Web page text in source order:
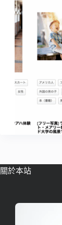
關於本站